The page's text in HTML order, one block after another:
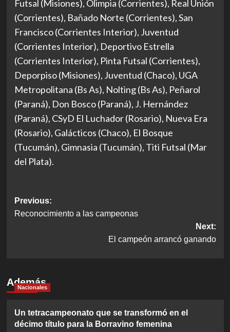
Futsal (Misiones), Olimpia (Corrientes), Real Unión
(Corrientes), Bañado Norte (Corrientes), San
Francisco (Corrientes Interior), Juventud
(Corrientes Interior), Deportivo Estrella
(Corrientes Interior), Pinta Futsal (Corrientes),
Deporpiso (Misiones), Juventud (Chaco), UGA
Metropolitana (Bs As), Nolting (Bs As), Peñarol
(Paraná), Don Bosco (Paraná), J. Hernández
(Paraná), CSyD El Luchador (Rosario), Nueva Era
(Rosario), Galácticos (Chaco), El Bosque
(Tucumán), Gimnasia (Tucumán), Titi Futsal (Mar
del Plata).
Post
navigation
Previous:
Reconocimiento a las campeonas
Next:
El campeón arrancó ganando
Además
Nacionales
Un tetracampeonato que se transformó en el
décimo título para la Borravino femenina